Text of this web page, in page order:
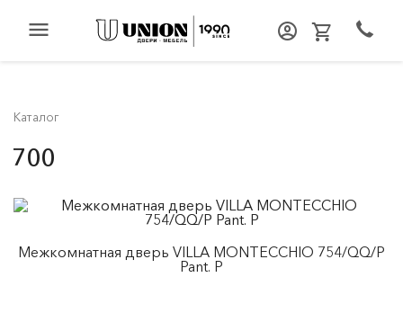
menu
Каталог
700
Межкомнатная дверь VILLA MONTECCHIO 754/QQ/P
Pant. P